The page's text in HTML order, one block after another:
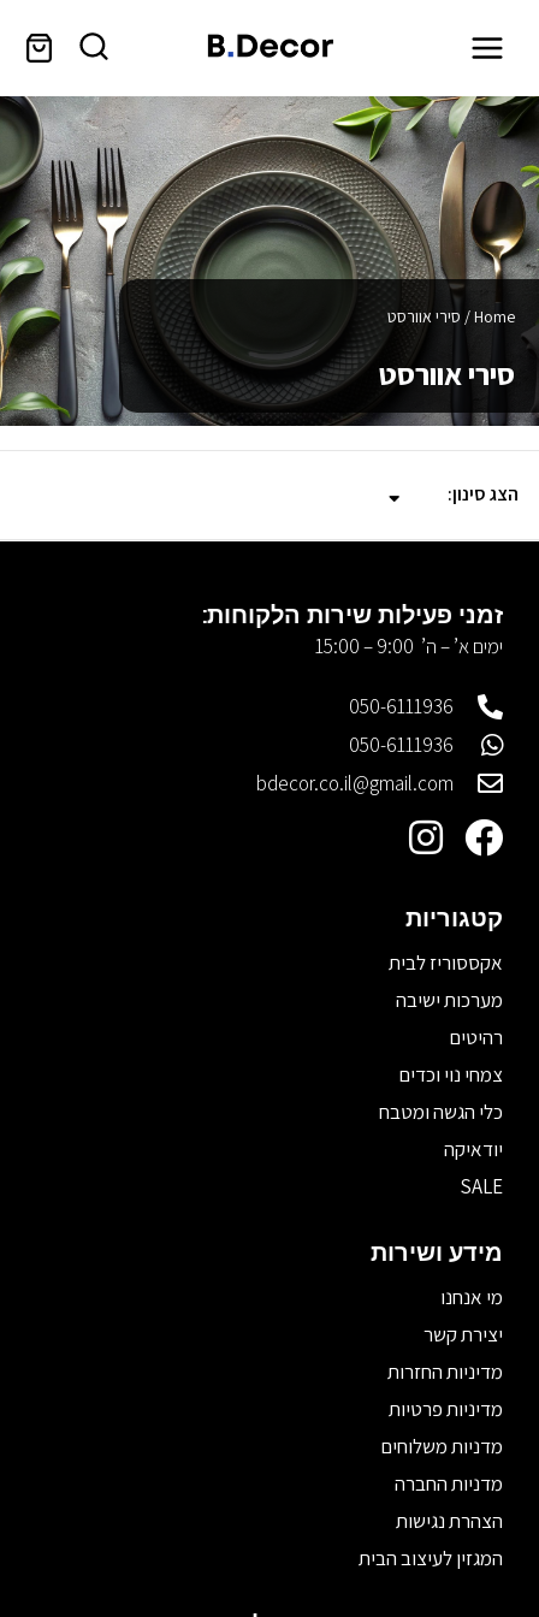
Home/ סירי אוורסט
סירי אוורסט
הצג סינון:
זמני פעילות שירות הלקוחות:
ימים א’ – ה’ 9:00 – 15:00
050-6111936
050-6111936
bdecor.co.il@gmail.com
קטגוריות
אקססוריז לבית
מערכות ישיבה
רהיטים
צמחי נוי וכדים
כלי הגשה ומטבח
יודאיקה
SALE
מידע ושירות
מי אנחנו
יצירת קשר
מדיניות החזרות
מדיניות פרטיות
מדניות משלוחים
מדניות החברה
הצהרת נגישות
המגזין לעיצוב הבית